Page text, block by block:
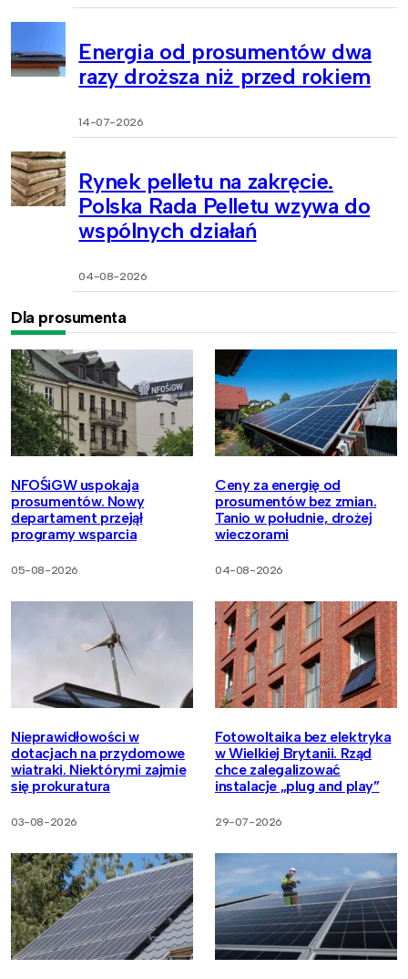
Energia od prosumentów dwa
razy droższa niż przed rokiem
14-07-2026
Rynek pelletu na zakręcie.
Polska Rada Pelletu wzywa do
wspólnych działań
04-08-2026
Dla prosumenta
NFOŚiGW uspokaja
prosumentów. Nowy
departament przejął
programy wsparcia
05-08-2026
Ceny za energię od
prosumentów bez zmian.
Tanio w południe, drożej
wieczorami
04-08-2026
Nieprawidłowości w
dotacjach na przydomowe
wiatraki. Niektórymi zajmie
się prokuratura
03-08-2026
Fotowoltaika bez elektryka
w Wielkiej Brytanii. Rząd
chce zalegalizować
instalacje „plug and play”
29-07-2026